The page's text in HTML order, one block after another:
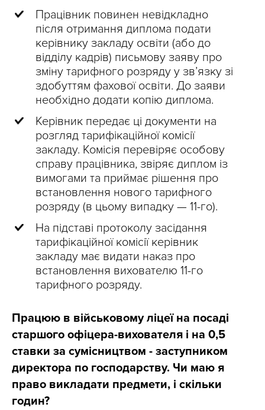
Працівник повинен невідкладно
після отримання диплома подати
керівнику закладу освіти (або до
відділу кадрів) письмову заяву про
зміну тарифного розряду у зв’язку зі
здобуттям фахової освіти. До заяви
необхідно додати копію диплома.
Керівник передає ці документи на
розгляд тарифікаційної комісії
закладу. Комісія перевіряє особову
справу працівника, звіряє диплом із
вимогами та приймає рішення про
встановлення нового тарифного
розряду (в цьому випадку — 11-го).
На підставі протоколу засідання
тарифікаційної комісії керівник
закладу має видати наказ про
встановлення вихователю 11-го
тарифного розряду.
Працюю в військовому ліцеї на посаді
старшого офіцера-вихователя і на 0,5
ставки за сумісництвом - заступником
директора по господарству. Чи маю я
право викладати предмети, і скільки
годин?